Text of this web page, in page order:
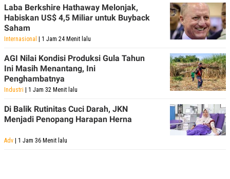
Laba Berkshire Hathaway Melonjak,
Habiskan US$ 4,5 Miliar untuk Buyback
Saham
Internasional | 1 Jam 24 Menit lalu
AGI Nilai Kondisi Produksi Gula Tahun
Ini Masih Menantang, Ini
Penghambatnya
Industri | 1 Jam 32 Menit lalu
Di Balik Rutinitas Cuci Darah, JKN
Menjadi Penopang Harapan Herna
Adv | 1 Jam 36 Menit lalu